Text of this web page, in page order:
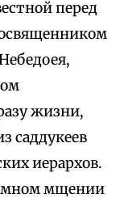
перед
жизни,
саддукеев
иерархов.
мщении